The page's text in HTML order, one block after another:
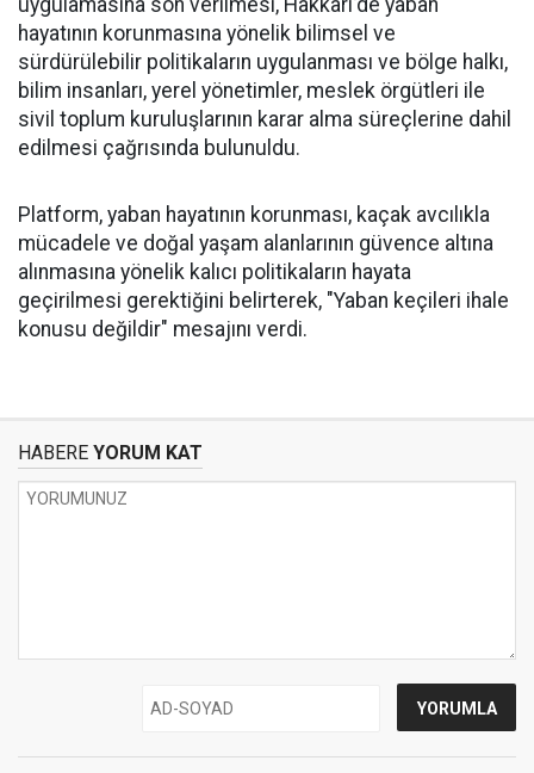
uygulamasına son verilmesi, Hakkâri'de yaban
hayatının korunmasına yönelik bilimsel ve
sürdürülebilir politikaların uygulanması ve bölge halkı,
bilim insanları, yerel yönetimler, meslek örgütleri ile
sivil toplum kuruluşlarının karar alma süreçlerine dahil
edilmesi çağrısında bulunuldu.
Platform, yaban hayatının korunması, kaçak avcılıkla
mücadele ve doğal yaşam alanlarının güvence altına
alınmasına yönelik kalıcı politikaların hayata
geçirilmesi gerektiğini belirterek, "Yaban keçileri ihale
konusu değildir" mesajını verdi.
HABERE YORUM KAT